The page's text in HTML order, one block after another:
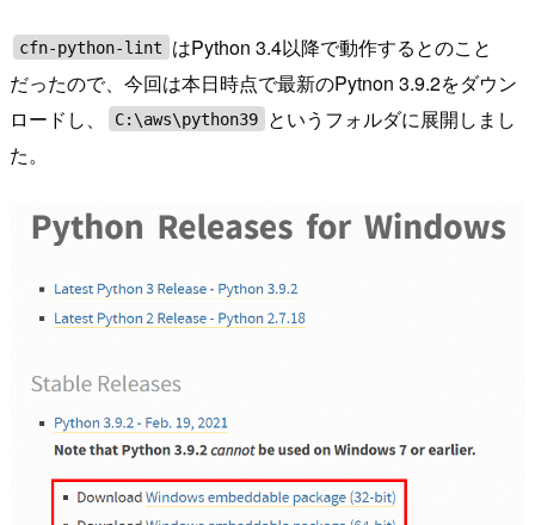
cfn-python-lint
はPython 3.4以降で動作するとのこと
だったので、今回は本日時点で最新のPytnon 3.9.2をダウン
ロードし、
C:\aws\python39
というフォルダに展開しまし
た。